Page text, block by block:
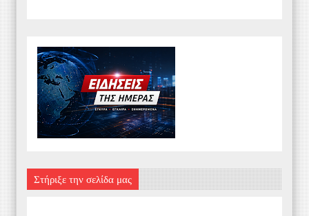
Στήριξε την σελίδα μας